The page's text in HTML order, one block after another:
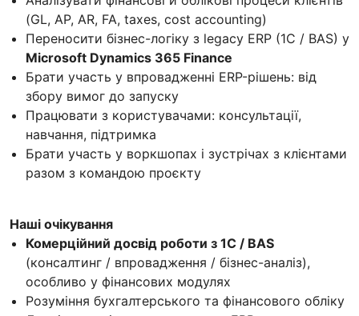
(GL, AP, AR, FA, taxes, cost accounting)
Переносити бізнес-логіку з legacy ERP (1С / BAS) у
Microsoft Dynamics 365 Finance
Брати участь у впровадженні ERP-рішень: від
збору вимог до запуску
Працювати з користувачами: консультації,
навчання, підтримка
Брати участь у воркшопах і зустрічах з клієнтами
разом з командою проєкту
Наші очікування
Комерційний досвід роботи з 1С / BAS
(консалтинг / впровадження / бізнес-аналіз),
особливо у фінансових модулях
Розуміння бухгалтерського та фінансового обліку